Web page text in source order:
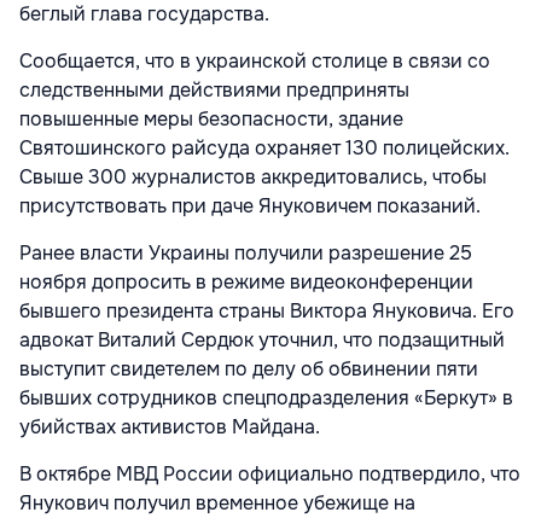
беглый глава государства.
Сообщается, что в украинской столице в связи со
следственными действиями предприняты
повышенные меры безопасности, здание
Святошинского райсуда охраняет 130 полицейских.
Свыше 300 журналистов аккредитовались, чтобы
присутствовать при даче Януковичем показаний.
Ранее власти Украины получили разрешение 25
ноября допросить в режиме видеоконференции
бывшего президента страны Виктора Януковича. Его
адвокат Виталий Сердюк уточнил, что подзащитный
выступит свидетелем по делу об обвинении пяти
бывших сотрудников спецподразделения «Беркут» в
убийствах активистов Майдана.
В октябре МВД России официально подтвердило, что
Янукович получил временное убежище на